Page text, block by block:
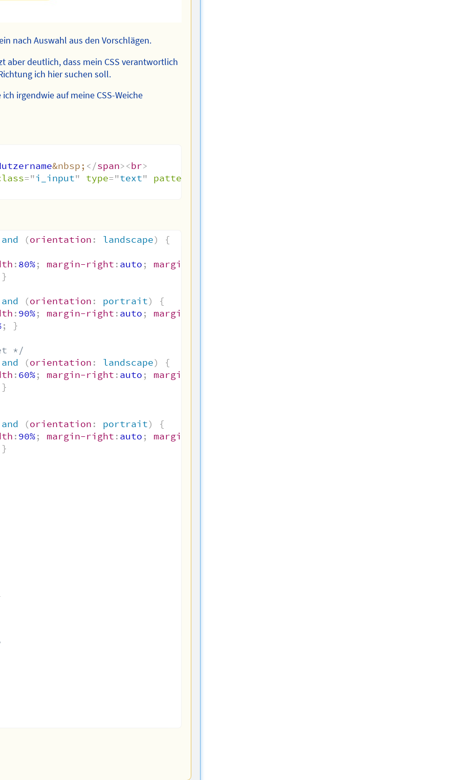
nach Auswahl aus den Vorschlägen.
aber deutlich, dass mein CSS verantwortlich
ich hier suchen soll.
irgendwie auf meine CSS-Weiche
&nbsp; </span><br>
="i_input" type="text" pattern
and (orientation : landscape)
{
: 80%; margin-right : auto ; margin-left
}
and (orientation : portrait)
{
: 90%; margin-right : auto ; margin-left
;
}
*/
and (orientation : landscape)
{
: 60%; margin-right : auto ; margin-left
}
and (orientation : portrait)
{
: 90%; margin-right : auto ; margin-left
}